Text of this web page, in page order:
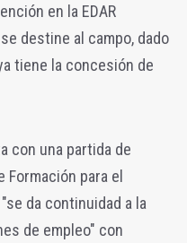
en la EDAR
destine al campo, dado
tiene la concesión de
con una partida de
Formación para el
da continuidad a la
de empleo" con